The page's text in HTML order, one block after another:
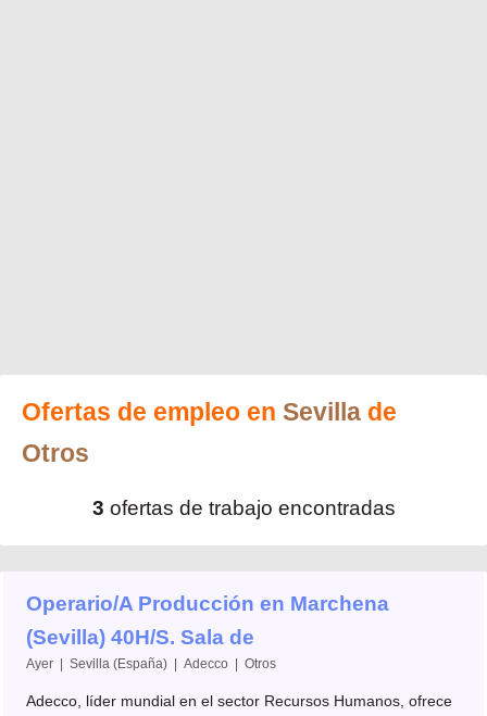
Ofertas de empleo en Sevilla de
Otros
3 ofertas de trabajo encontradas
Operario/A Producción en Marchena
(Sevilla) 40H/S. Sala de
Ayer | Sevilla (España) | Adecco | Otros
Adecco, líder mundial en el sector Recursos Humanos, ofrece